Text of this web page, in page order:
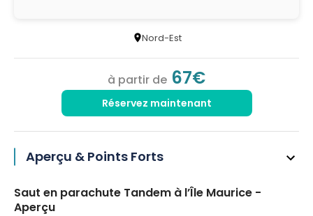
Nord-Est
à partir de 67€
Réservez maintenant
Aperçu & Points Forts
Saut en parachute Tandem à l’Île Maurice -
Aperçu